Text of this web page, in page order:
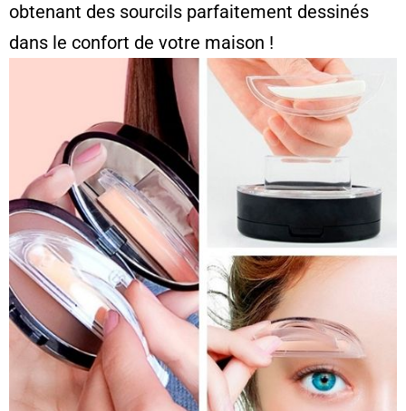
obtenant des sourcils parfaitement dessinés
dans le confort de votre maison !